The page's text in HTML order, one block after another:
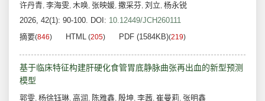
许丹青, 李海雯, 木唤, 张映媛, 撒采芬, 刘立, 杨永锐
2026, 42(1): 90-100. DOI: 10.12449/JCH260111
摘要(846) HTML (205) PDF (1584KB)(219)
基于临床特征构建肝硬化食管胃底静脉曲张再出血的新型预测
模型
郭雯, 杨徐钰琳, 高润 , 陈雅鑫, 殷坤, 李茜, 崔曼莉, 张明鑫